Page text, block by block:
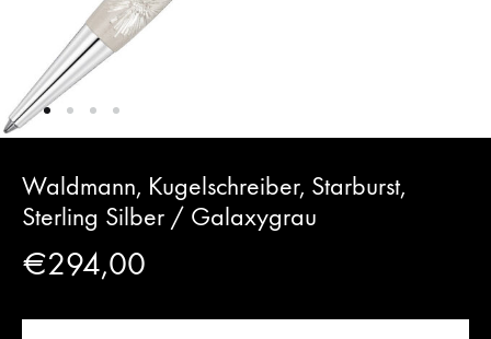
Waldmann, Kugelschreiber, Starburst,
Sterling Silber / Galaxygrau
€294,00